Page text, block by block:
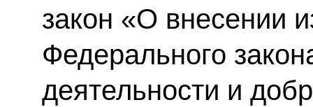
закон «О внесении
Федерального
деятельности и